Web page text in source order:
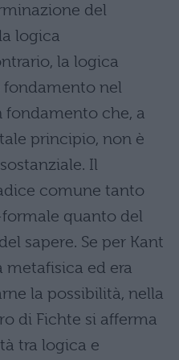
del
logica
la logica
fondamento nel
che, a
principio, non è
Il
comune tanto
quanto del
sapere. Se per Kant
metafisica ed era
la possibilità, nella
di Fichte si afferma
tra logica e